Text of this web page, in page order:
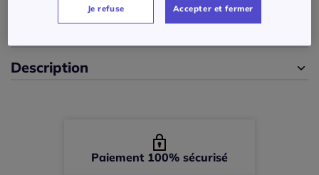
44 -En stock
Description
Paiement 100% sécurisé
Je refuse Accepter et fermer